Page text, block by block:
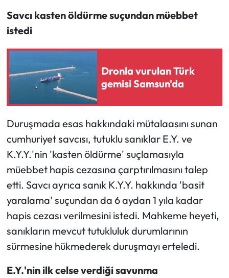
Savcı kasten öldürme suçundan müebbet
istedi
Dronla vurulan Türk
gemisi Samsun'da
Duruşmada esas hakkındaki mütalaasını sunan
cumhuriyet savcısı, tutuklu sanıklar E.Y. ve
K.Y.Y.'nin 'kasten öldürme' suçlamasıyla
müebbet hapis cezasına çarptırılmasını talep
etti. Savcı ayrıca sanık K.Y.Y. hakkında 'basit
yaralama' suçundan da 6 aydan 1 yıla kadar
hapis cezası verilmesini istedi. Mahkeme heyeti,
sanıkların mevcut tutukluluk durumlarının
sürmesine hükmederek duruşmayı erteledi.
E.Y.'nin ilk celse verdiği savunma